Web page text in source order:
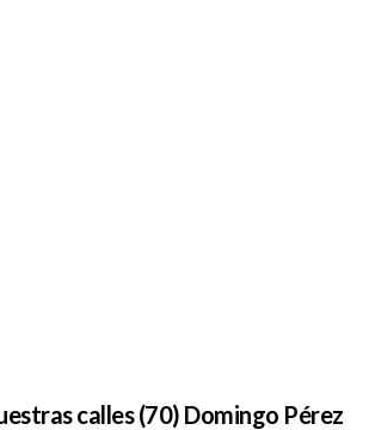
calles (70) Domingo Pérez